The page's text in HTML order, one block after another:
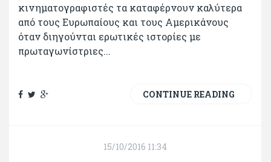
κινηματογραφιστές τα καταφέρνουν καλύτερα
από τους Ευρωπαίους και τους Αμερικάνους
όταν διηγούνται ερωτικές ιστορίες με
πρωταγωνίστριες...
CONTINUE READING
15/10/2016 11:34